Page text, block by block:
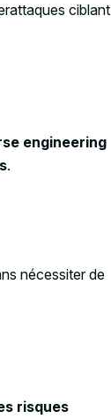
ciblant
engineering
.
nécessiter de
risques